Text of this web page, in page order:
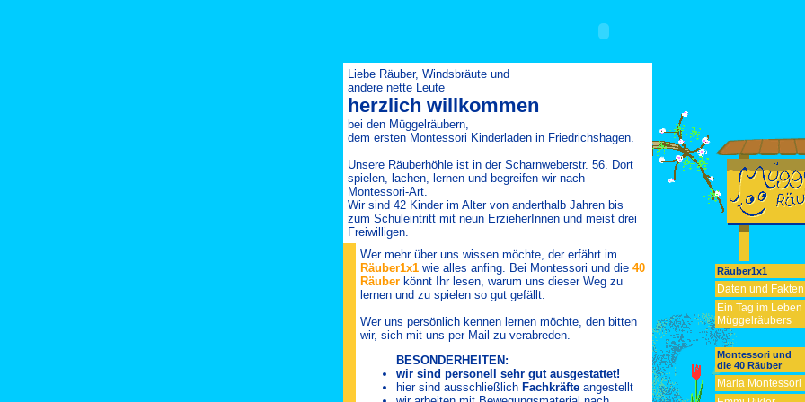
Liebe Räuber, Windsbräute und
andere nette Leute
herzlich willkommen
bei den Müggelräubern,
dem ersten Montessori Kinderladen in Friedrichshagen.
Unsere Räuberhöhle ist in der Scharnweberstr. 56. Dort
spielen, lachen, lernen und begreifen wir nach
Montessori-Art.
Wir sind 42 Kinder im Alter von anderthalb Jahren bis
zum Schuleintritt mit neun ErzieherInnen und meist drei
Freiwilligen.
Räuber1x1
Daten und Fakten
Ein Tag im
Müggelräubers
Montessori und
die 40 Räuber
Maria Montessori
Wer mehr über uns wissen möchte, der erfährt im
Räuber1x1 wie alles anfing. Bei Montessori und die 40
Räuber könnt Ihr lesen, warum uns dieser Weg zu
lernen und zu spielen so gut gefällt.
Wer uns persönlich kennen lernen möchte, den bitten
wir, sich mit uns per Mail zu verabreden.
BESONDERHEITEN:
wir sind personell sehr gut ausgestattet!
hier sind ausschließlich Fachkräfte angestellt